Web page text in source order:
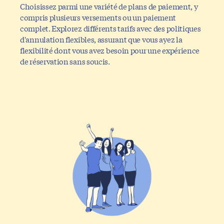
Choisissez parmi une variété de plans de paiement, y
compris plusieurs versements ou un paiement
complet. Explorez différents tarifs avec des politiques
d'annulation flexibles, assurant que vous ayez la
flexibilité dont vous avez besoin pour une expérience
de réservation sans soucis.